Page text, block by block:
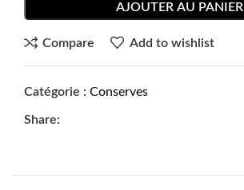
AJOUTER AU PANIER
Compare Add to wishlist
Catégorie : Conserves
Share: